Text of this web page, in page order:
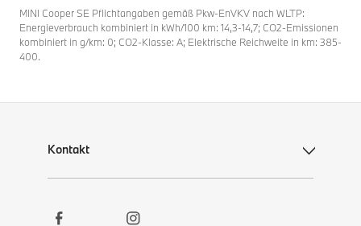
MINI Cooper SE Pflichtangaben gemäß Pkw-EnVKV nach WLTP:
Energieverbrauch kombiniert in kWh/100 km: 14,3-14,7; CO2-Emissionen
kombiniert in g/km: 0; CO2-Klasse: A; Elektrische Reichweite in km: 385-
400.
Kontakt
Links